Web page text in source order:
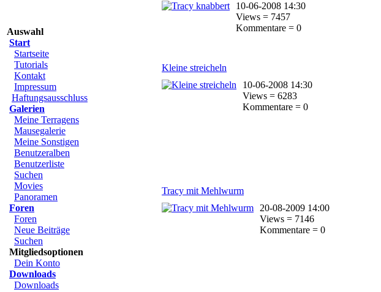
Auswahl
Start
Startseite
Tutorials
Kontakt
Impressum
Haftungsausschluss
Galerien
Meine Terragens
Mausegalerie
Meine Sonstigen
Benutzeralben
Benutzerliste
Suchen
Movies
Panoramen
Foren
Foren
Neue Beiträge
Suchen
Mitgliedsoptionen
Dein Konto
Downloads
Downloads
10-06-2008 14:30
Views = 7457
Kommentare = 0
Kleine streicheln
10-06-2008 14:30
Views = 6283
Kommentare = 0
Tracy mit Mehlwurm
20-08-2009 14:00
Views = 7146
Kommentare = 0